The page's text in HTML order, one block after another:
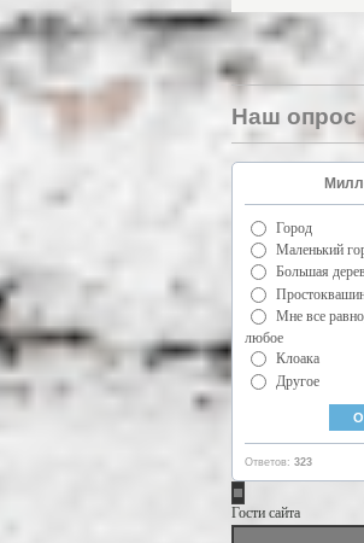
Наш опрос
Город
Маленький
Большая
Мне все
любое
Клоака
Другое
Ответов: 323
Гости сайта